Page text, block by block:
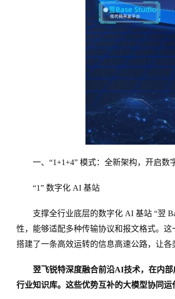
一、“1+1+4” 模式：全新架构，开启数
“1” 数字化 AI 基站
支撑全行业底层的数字化 AI 基站 “翌
性，能够适配多种传输协议和报文格式。
搭建了一条高效运转的信息高速公路，让
翌飞锐特深度融合前沿AI技术，在内
行业知识库。这些优势互补的大模型协同运